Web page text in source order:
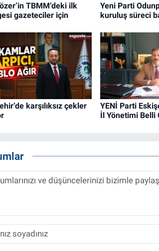
TBMM’deki ilk
gazeteciler için
Yeni Parti
kuruluş süreci
karşılıksız çekler
YENİ Parti
İl Yönetimi Belli